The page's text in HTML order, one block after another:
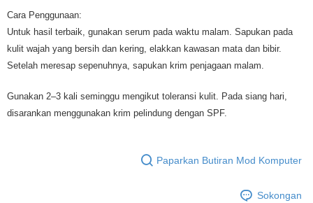
Cara Penggunaan:
Untuk hasil terbaik, gunakan serum pada waktu malam. Sapukan pada
kulit wajah yang bersih dan kering, elakkan kawasan mata dan bibir.
Setelah meresap sepenuhnya, sapukan krim penjagaan malam.
Gunakan 2–3 kali seminggu mengikut toleransi kulit. Pada siang hari,
disarankan menggunakan krim pelindung dengan SPF.
Paparkan Butiran Mod Komputer
Sokongan